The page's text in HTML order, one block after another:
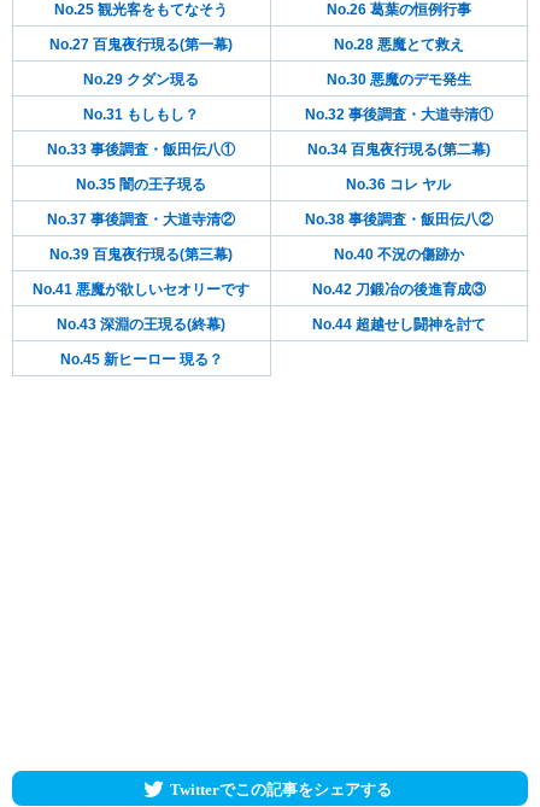
No.25 観光客をもてなそう No.26 葛葉の恒例行事
No.27 百鬼夜行現る(第一幕) No.28 悪魔とて救え
No.29 クダン現る No.30 悪魔のデモ発生
No.31 もしもし？ No.32 事後調査・大道寺清①
No.33 事後調査・飯田伝八① No.34 百鬼夜行現る(第二幕)
No.35 闇の王子現る No.36 コレ ヤル
No.37 事後調査・大道寺清② No.38 事後調査・飯田伝八②
No.39 百鬼夜行現る(第三幕) No.40 不況の傷跡か
No.41 悪魔が欲しいセオリーです No.42 刀鍛冶の後進育成③
No.43 深淵の王現る(終幕) No.44 超越せし闘神を討て
No.45 新ヒーロー 現る？
Twitterでこの記事をシェアする